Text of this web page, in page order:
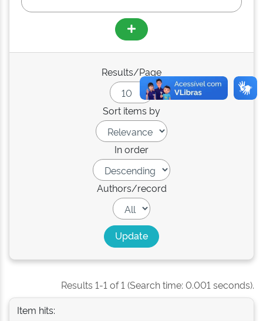
Results/Page
Sort items by
In order
Authors/record
Results 1-1 of 1 (Search time: 0.001 seconds).
Item hits: